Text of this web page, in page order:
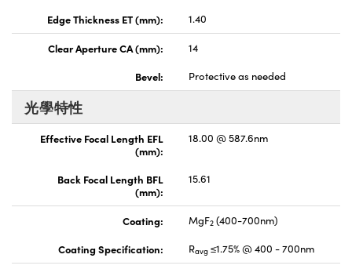
Edge Thickness ET (mm):
1.40
Clear Aperture CA (mm):
14
Bevel:
Protective as needed
光學特性
Effective Focal Length EFL
(mm):
18.00 @ 587.6nm
Back Focal Length BFL
(mm):
15.61
Coating: MgF2 (400-700nm)
Coating Specification:
Ravg ≤1.75% @ 400 - 700nm